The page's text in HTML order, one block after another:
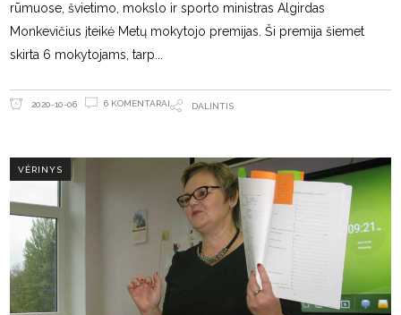
rūmuose, švietimo, mokslo ir sporto ministras Algirdas
Monkevičius įteikė Metų mokytojo premijas. Ši premija šiemet
skirta 6 mokytojams, tarp
2020-10-06 6 KOMENTARAI DALINTIS
VĖRINYS